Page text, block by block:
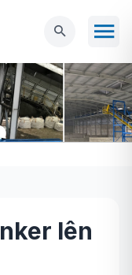
lan
lên